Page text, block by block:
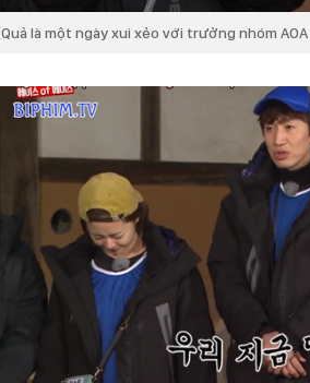
Quả là một ngày xui xẻo với trưởng nhóm